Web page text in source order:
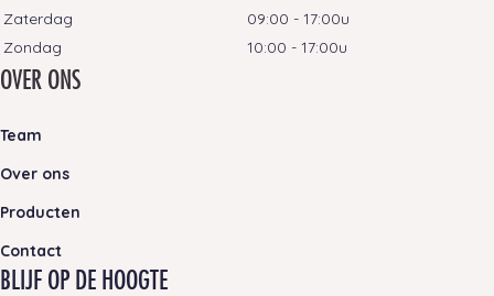
Zaterdag
09:00 - 17:00u
Zondag
10:00 - 17:00u
OVER ONS
Team
Over ons
Producten
Contact
BLIJF OP DE HOOGTE